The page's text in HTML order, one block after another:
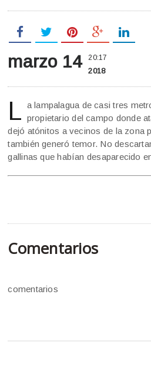
marzo 14 20:17
2018
L a lampalagua de casi tres
propietario del campo donde
dejó atónitos a vecinos de la zona
también generó temor. No
gallinas que habían desaparecido
Comentarios
comentarios